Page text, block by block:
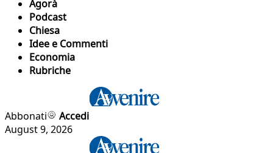
Agorà
Podcast
Chiesa
Idee e Commenti
Economia
Rubriche
Abbonati
Accedi
August 9, 2026